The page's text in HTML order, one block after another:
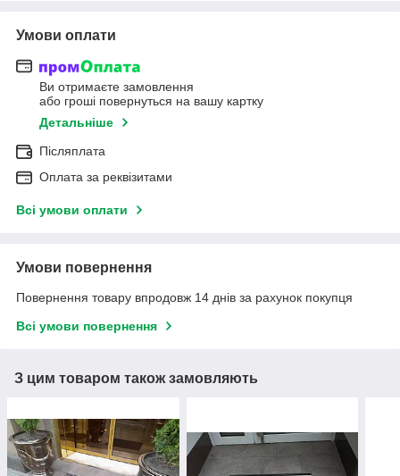
Умови оплати
Ви отримаєте замовлення
або гроші повернуться на вашу картку
Детальніше
Післяплата
Оплата за реквізитами
Всі умови оплати
Умови повернення
Повернення товару впродовж 14 днів за рахунок покупця
Всі умови повернення
З цим товаром також замовляють